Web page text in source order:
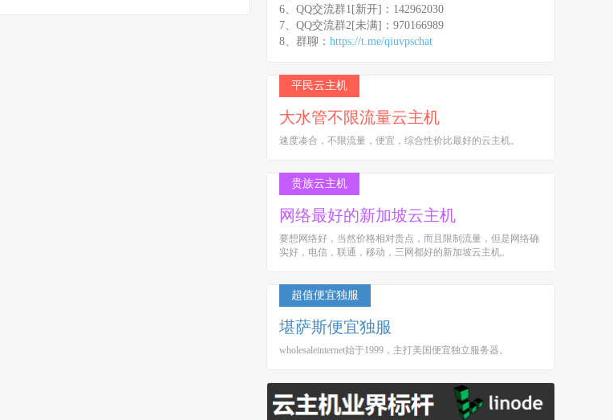
6、QQ交流群1[新开]：142962030
7、QQ交流群2[未满]：970166989
8、群聊： https://t.me/qiuvpschat
平民云主机
大水管不限流量云主机
速度凑合，不限流量，便宜，综合性价比最好的云主机。
贵族云主机
网络最好的新加坡云主机
要想网络好，当然价格相对贵点，而且限制流量，但是网络确
实好，电信，联通，移动，三网都好的新加坡云主机。
超值便宜独服
堪萨斯便宜独服
wholesaleinternet始于1999，主打美国便宜独立服务器。